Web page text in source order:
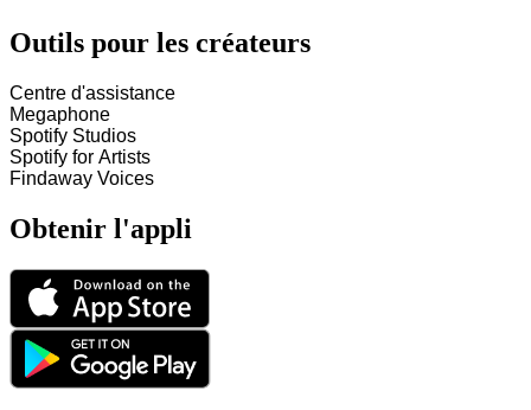
Outils pour les créateurs
Centre d'assistance
Megaphone
Spotify Studios
Spotify for Artists
Findaway Voices
Obtenir l'appli